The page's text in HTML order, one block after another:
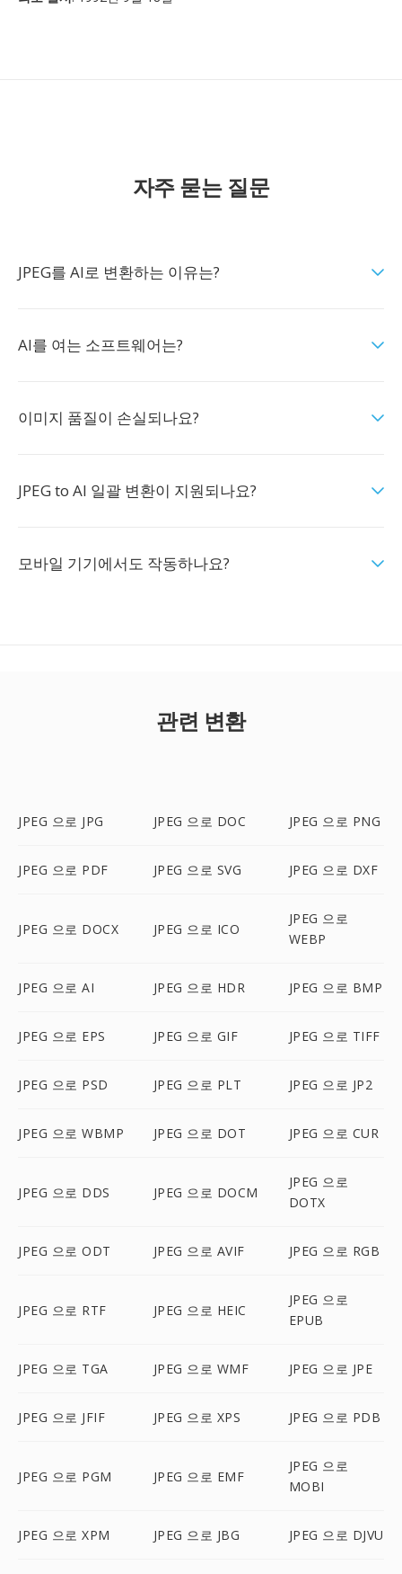
자주 묻는 질문
JPEG를 AI로 변환하는 이유는?
AI를 여는 소프트웨어는?
이미지 품질이 손실되나요?
JPEG to AI 일괄 변환이 지원되나요?
모바일 기기에서도 작동하나요?
관련 변환
JPEG 으로 JPG JPEG 으로 DOC JPEG 으로 PNG
JPEG 으로 PDF JPEG 으로 SVG JPEG 으로 DXF
JPEG 으로 DOCX JPEG 으로 ICO
JPEG 으로
WEBP
JPEG 으로 AI JPEG 으로 HDR JPEG 으로 BMP
JPEG 으로 EPS JPEG 으로 GIF JPEG 으로 TIFF
JPEG 으로 PSD JPEG 으로 PLT JPEG 으로 JP2
JPEG 으로 WBMP JPEG 으로 DOT JPEG 으로 CUR
JPEG 으로 DDS JPEG 으로 DOCM
JPEG 으로
DOTX
JPEG 으로 ODT JPEG 으로 AVIF JPEG 으로 RGB
JPEG 으로 RTF JPEG 으로 HEIC
JPEG 으로
EPUB
JPEG 으로 TGA JPEG 으로 WMF JPEG 으로 JPE
JPEG 으로 JFIF JPEG 으로 XPS JPEG 으로 PDB
JPEG 으로 PGM JPEG 으로 EMF
JPEG 으로
MOBI
JPEG 으로 XPM JPEG 으로 JBG JPEG 으로 DJVU